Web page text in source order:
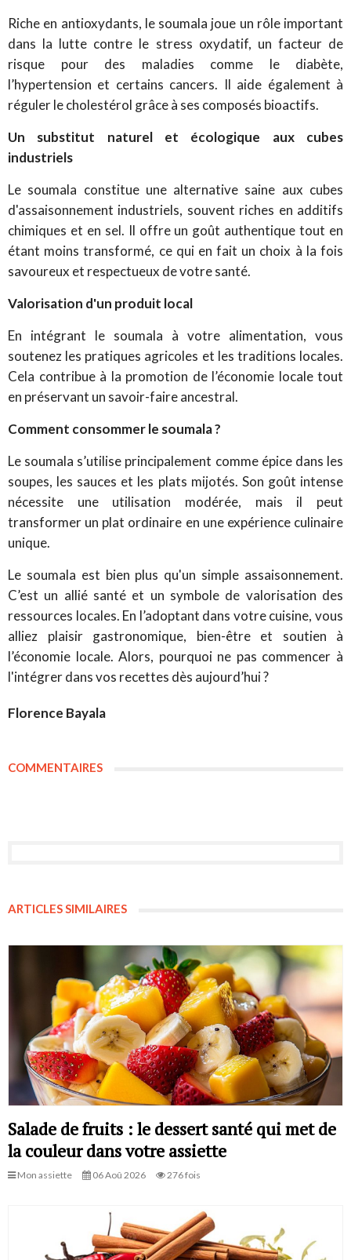
Riche en antioxydants, le soumala joue un rôle important
dans la lutte contre le stress oxydatif, un facteur de
risque pour des maladies comme le diabète,
l’hypertension et certains cancers. Il aide également à
réguler le cholestérol grâce à ses composés bioactifs.
Un substitut naturel et écologique aux cubes
industriels
Le soumala constitue une alternative saine aux cubes
d'assaisonnement industriels, souvent riches en additifs
chimiques et en sel. Il offre un goût authentique tout en
étant moins transformé, ce qui en fait un choix à la fois
savoureux et respectueux de votre santé.
Valorisation d'un produit local
En intégrant le soumala à votre alimentation, vous
soutenez les pratiques agricoles et les traditions locales.
Cela contribue à la promotion de l’économie locale tout
en préservant un savoir-faire ancestral.
Comment consommer le soumala ?
Le soumala s’utilise principalement comme épice dans les
soupes, les sauces et les plats mijotés. Son goût intense
nécessite une utilisation modérée, mais il peut
transformer un plat ordinaire en une expérience culinaire
unique.
Le soumala est bien plus qu'un simple assaisonnement.
C’est un allié santé et un symbole de valorisation des
ressources locales. En l’adoptant dans votre cuisine, vous
alliez plaisir gastronomique, bien-être et soutien à
l’économie locale. Alors, pourquoi ne pas commencer à
l'intégrer dans vos recettes dès aujourd’hui ?
Florence Bayala
COMMENTAIRES
ARTICLES SIMILAIRES
Salade de fruits : le dessert santé qui met de
la couleur dans votre assiette
Mon assiette 06 Aoû 2026 276 fois